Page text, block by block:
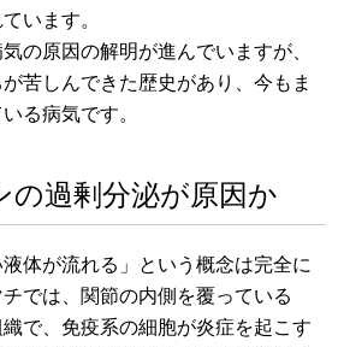
います。
の原因の解明が進んでいますが、
苦しんできた歴史があり、今もま
る病気です。
の過剰分泌が原因か
体が流れる」という概念は完全に
では、関節の内側を覆っている
織で、免疫系の細胞が炎症を起こす